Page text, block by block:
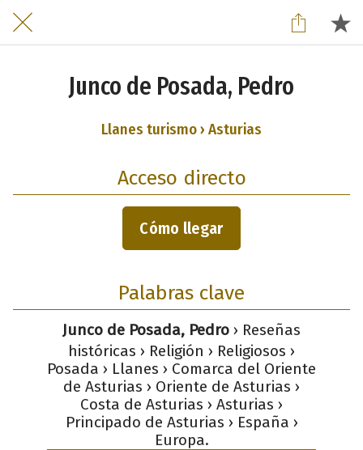
Junco de Posada, Pedro
Llanes turismo › Asturias
Acceso directo
Cómo llegar
Palabras clave
Junco de Posada, Pedro › Reseñas
históricas › Religión › Religiosos ›
Posada › Llanes › Comarca del Oriente
de Asturias › Oriente de Asturias ›
Costa de Asturias › Asturias ›
Principado de Asturias › España ›
Europa.